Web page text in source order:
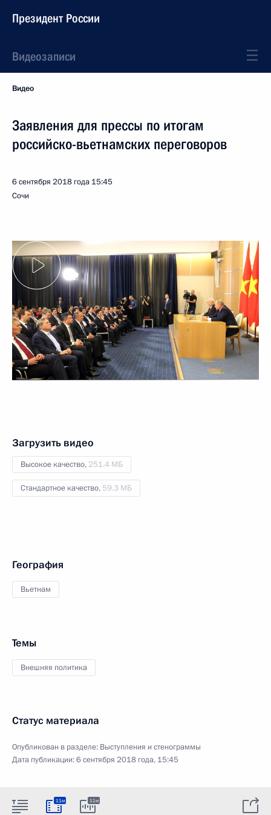
Президент России
Видеозаписи
Видео
Заявления для прессы по итогам
российско-вьетнамских переговоров
6 сентября 2018 года 15:45
Сочи
Загрузить видео
Высокое качество, 251.4 МБ
Стандартное качество, 59.3 МБ
География
Вьетнам
Темы
Внешняя политика
Статус материала
Опубликован в разделе: Выступления и стенограммы
Дата публикации:6 сентября 2018 года, 15:45
11м 11м